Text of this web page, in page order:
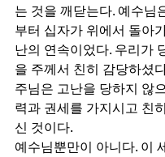
는 것을 깨닫는다. 예수님
부터 십자가 위에서 돌아
난의 연속이었다. 우리가
을 주께서 친히 감당하셨
주님은 고난을 당하지 않
력과 권세를 가지시고 친
신 것이다.
예수님뿐만이 아니다. 이